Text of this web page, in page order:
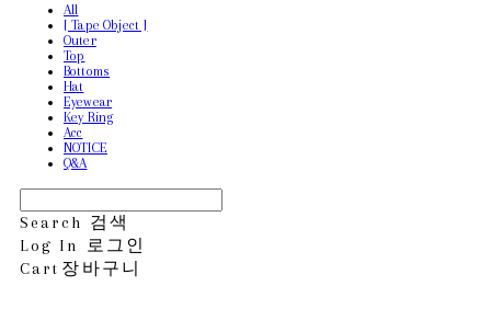
All
[ Tape Object ]
Outer
Top
Bottoms
Hat
Eyewear
Key Ring
Acc
NOTICE
Q&A
Search 검색
Log In
로그인
Cart 장바구니